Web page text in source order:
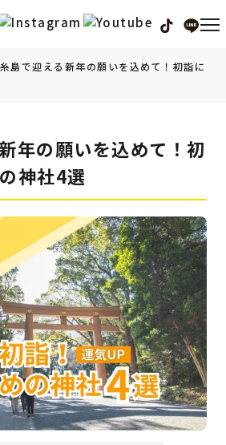
お出かけ情報
ト情報
ーティー情報
トネス情報
し情報
子育て情報
ス情報
糸島で迎える新年の願いを込めて！初詣に
年の願いを込めて！初
神社4選